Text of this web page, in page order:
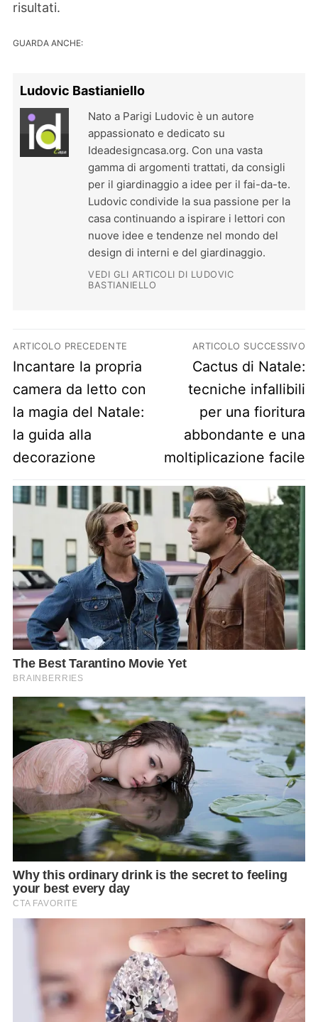
risultati.
GUARDA ANCHE:
Ludovic Bastianiello
Nato a Parigi Ludovic è un autore
appassionato e dedicato su
Ideadesigncasa.org. Con una vasta
gamma di argomenti trattati, da consigli
per il giardinaggio a idee per il fai-da-te.
Ludovic condivide la sua passione per la
casa continuando a ispirare i lettori con
nuove idee e tendenze nel mondo del
design di interni e del giardinaggio.
VEDI GLI ARTICOLI DI LUDOVIC
BASTIANIELLO
Navigazione articoli
ARTICOLO PRECEDENTE
Previous post:
Incantare la propria
camera da letto con
la magia del Natale:
la guida alla
decorazione
ARTICOLO SUCCESSIVO
Next post:
Cactus di Natale:
tecniche infallibili
per una fioritura
abbondante e una
moltiplicazione facile